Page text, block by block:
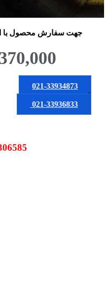
جهت سفارش محصول
021-33934873
یا
021-33936833